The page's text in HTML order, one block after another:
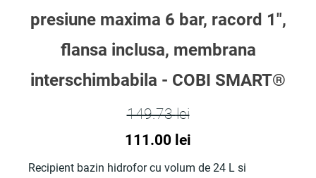
presiune maxima 6 bar, racord 1",
flansa inclusa, membrana
interschimbabila - COBI SMART®
149.73lei
Prețul
inițial
111.00 lei
curent
Recipient bazin hidrofor cu volum de 24 L si